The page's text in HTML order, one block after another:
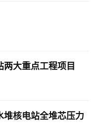
大重点工程项目
堆核电站全堆芯压力